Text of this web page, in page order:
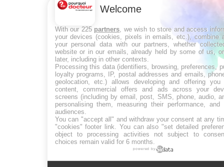
Welcome
With our 225 partners , we wish to store and access
your devices (cookies, pixels in emails, etc.), combine
your personal data with our partners, whether
website or in our emails, already held by some of us,
later, including in other contexts.
Processing this data (identifiers, browsing, preferences,
loyalty programs, IP, postal addresses and emails,
geolocation, etc.) allows developing and offering you
content, commercial offers and ads across your
screens (including by email, post, SMS, phone, audio,
personalising them, measuring their performance, and
audiences.
You can "accept all" and withdraw your consent at any
"cookies" footer link . You can also "set detailed
object to processing activities not subject to
choices remain valid for 6 months.
powered by